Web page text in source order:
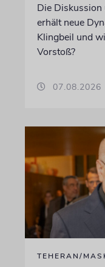
Die
erhält neue
Klingbeil und
Vorstoß?
07.08.2026
TEHERAN/